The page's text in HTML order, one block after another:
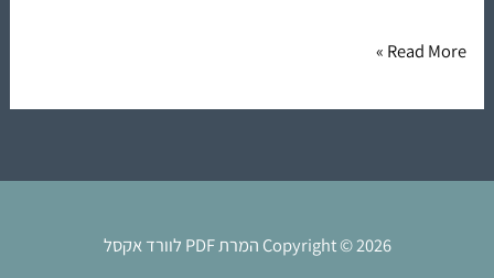
Read More »
Copyright © 2026 המרת PDF לוורד אקסל